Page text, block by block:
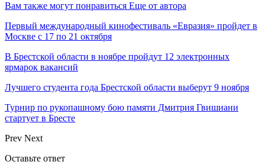
Вам также могут понравиться Еще от автора
Первый международный кинофестиваль «Евразия» пройдет в
Москве с 17 по 21 октября
В Брестской области в ноябре пройдут 12 электронных
ярмарок вакансий
Лучшего студента года Брестской области выберут 9 ноября
Турнир по рукопашному бою памяти Дмитрия Гвишиани
стартует в Бресте
Prev Next
Оставьте ответ